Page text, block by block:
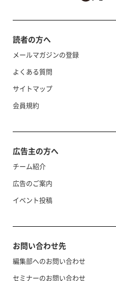
読者の方へ
メールマガジンの登録
よくある質問
サイトマップ
会員規約
広告主の方へ
チーム紹介
広告のご案内
イベント投稿
お問い合わせ先
編集部へのお問い合わせ
セミナーのお問い合わせ